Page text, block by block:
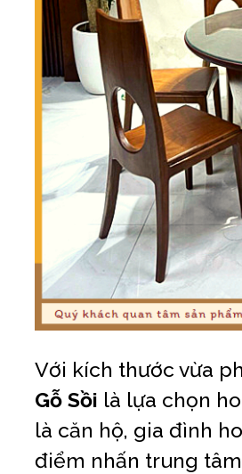
Với kích thước vừa
Gỗ Sồi là lựa chọn
là căn hộ, gia đình
điểm nhấn trung